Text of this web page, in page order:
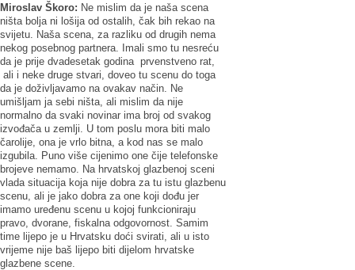
Miroslav Škoro: Ne mislim da je naša scena
ništa bolja ni lošija od ostalih, čak bih rekao na
svijetu. Naša scena, za razliku od drugih nema
nekog posebnog partnera. Imali smo tu nesreću
da je prije dvadesetak godina prvenstveno rat,
ali i neke druge stvari, doveo tu scenu do toga
da je doživljavamo na ovakav način. Ne
umišljam ja sebi ništa, ali mislim da nije
normalno da svaki novinar ima broj od svakog
izvođača u zemlji. U tom poslu mora biti malo
čarolije, ona je vrlo bitna, a kod nas se malo
izgubila. Puno više cijenimo one čije telefonske
brojeve nemamo. Na hrvatskoj glazbenoj sceni
vlada situacija koja nije dobra za tu istu glazbenu
scenu, ali je jako dobra za one koji dođu jer
imamo uređenu scenu u kojoj funkcioniraju
pravo, dvorane, fiskalna odgovornost. Samim
time lijepo je u Hrvatsku doći svirati, ali u isto
vrijeme nije baš lijepo biti dijelom hrvatske
glazbene scene.